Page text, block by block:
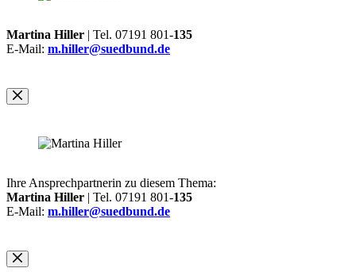
Martina Hiller | Tel. 07191 801-135
E-Mail: m.hiller@suedbund.de
Ihre Ansprechpartnerin zu diesem Thema:
Martina Hiller | Tel. 07191 801-135
E-Mail: m.hiller@suedbund.de